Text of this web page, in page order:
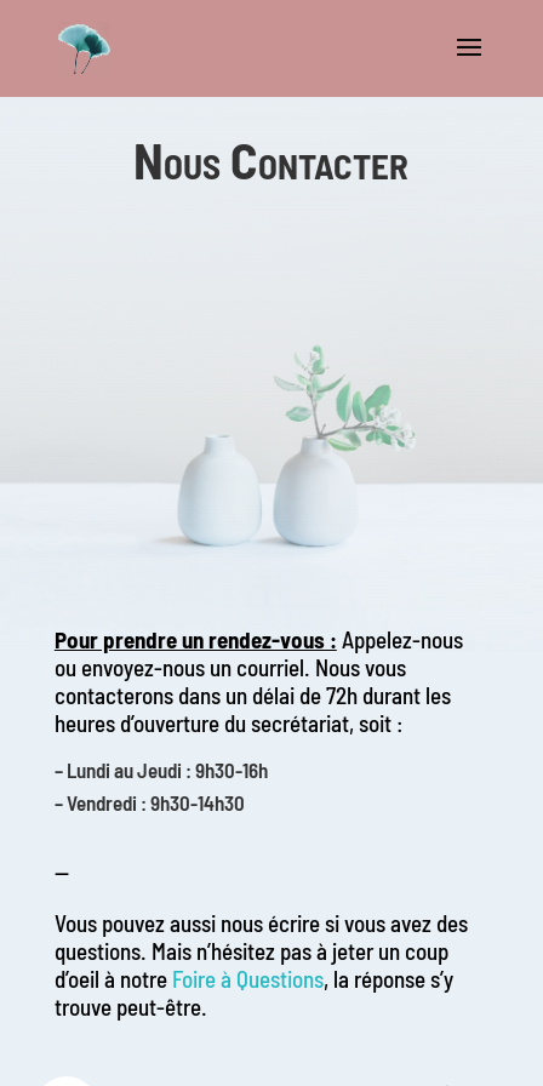
Nous Contacter
Pour prendre un rendez-vous : Appelez-nous
ou envoyez-nous un courriel. Nous vous
contacterons dans un délai de 72h durant les
heures d’ouverture du secrétariat, soit :
– Lundi au Jeudi : 9h30-16h
– Vendredi : 9h30-14h30
—
Vous pouvez aussi nous écrire si vous avez des
questions. Mais n’hésitez pas à jeter un coup
d’oeil à notre Foire à Questions, la réponse s’y
trouve peut-être.